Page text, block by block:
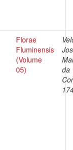
Florae
Fluminensis
(Volume
05)
da